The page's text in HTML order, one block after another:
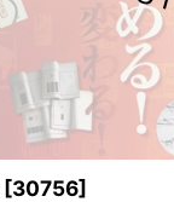
[30756]